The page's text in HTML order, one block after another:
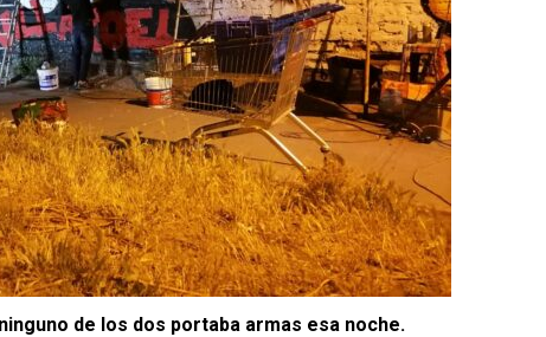
ninguno de los dos portaba armas esa noche.